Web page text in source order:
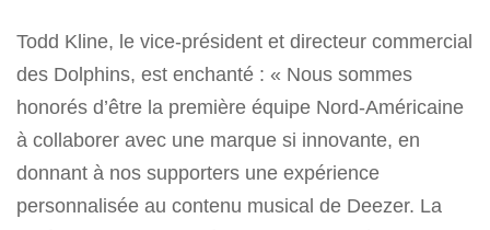
Todd Kline, le vice-président et directeur commercial
des Dolphins, est enchanté : « Nous sommes
honorés d’être la première équipe Nord-Américaine
à collaborer avec une marque si innovante, en
donnant à nos supporters une expérience
personnalisée au contenu musical de Deezer. La